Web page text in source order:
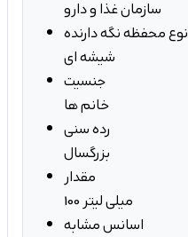
سازمان غذا و دارو
نوع محفظه نگه دارنده
شیشه ای
جنسیت
خانم ها
رده سنی
بزرگسال
مقدار
100 میلی لیتر
اسانس مشابه